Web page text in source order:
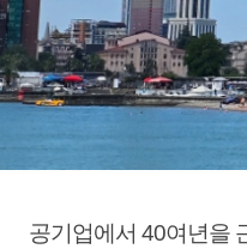
공기업에서 40여년을